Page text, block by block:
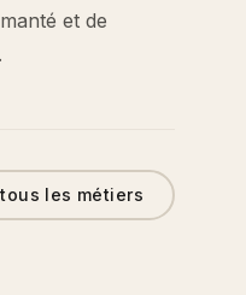
et de
les métiers